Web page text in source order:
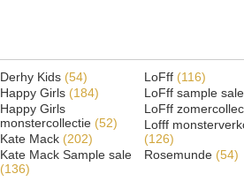
Derhy Kids (54)
Happy Girls (184)
Happy Girls
monstercollectie (52)
Kate Mack (202)
Kate Mack Sample sale
(136)
LoFff (116)
LoFff sample sale
LoFff
Lofff
(126)
Rosemunde (54)